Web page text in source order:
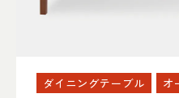
ダイニングテーブル オ